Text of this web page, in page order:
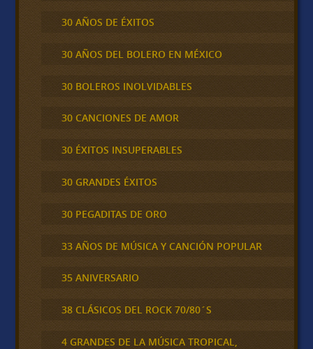
30 AÑOS DE ÉXITOS
30 AÑOS DEL BOLERO EN MÉXICO
30 BOLEROS INOLVIDABLES
30 CANCIONES DE AMOR
30 ÉXITOS INSUPERABLES
30 GRANDES ÉXITOS
30 PEGADITAS DE ORO
33 AÑOS DE MÚSICA Y CANCIÓN POPULAR
35 ANIVERSARIO
38 CLÁSICOS DEL ROCK 70/80´S
4 GRANDES DE LA MÚSICA TROPICAL,